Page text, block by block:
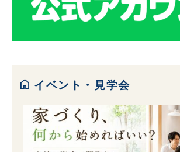
home イベント・見学会